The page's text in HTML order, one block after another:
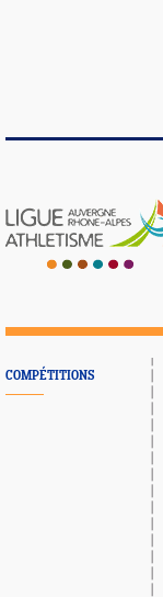
COMPÉTITIONS